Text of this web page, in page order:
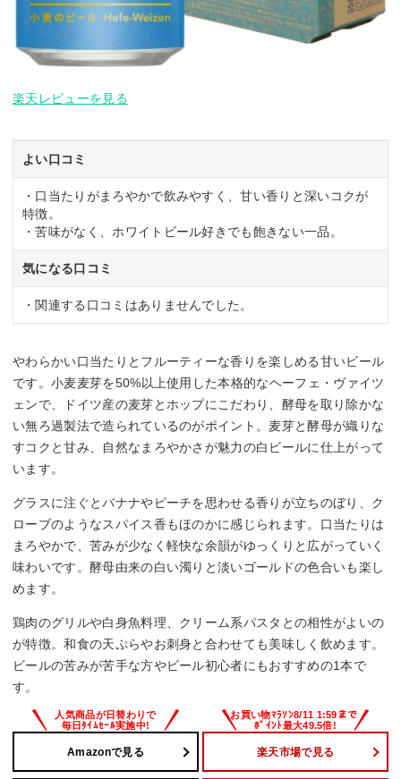
楽天レビューを見る
よい口コミ
・口当たりがまろやかで飲みやすく、甘い香りと深いコクが
特徴。
・苦味がなく、ホワイトビール好きでも飽きない一品。
気になる口コミ
・関連する口コミはありませんでした。
やわらかい口当たりとフルーティーな香りを楽しめる甘いビール
です。小麦麦芽を50%以上使用した本格的なヘーフェ・ヴァイツ
ェンで、ドイツ産の麦芽とホップにこだわり、酵母を取り除かな
い無ろ過製法で造られているのがポイント。麦芽と酵母が織りな
すコクと甘み、自然なまろやかさが魅力の白ビールに仕上がって
います。
グラスに注ぐとバナナやピーチを思わせる香りが立ちのぼり、ク
ローブのようなスパイス香もほのかに感じられます。口当たりは
まろやかで、苦みが少なく軽快な余韻がゆっくりと広がっていく
味わいです。酵母由来の白い濁りと淡いゴールドの色合いも楽し
めます。
鶏肉のグリルや白身魚料理、クリーム系パスタとの相性がよいの
が特徴。和食の天ぷらやお刺身と合わせても美味しく飲めます。
ビールの苦みが苦手な方やビール初心者にもおすすめの1本で
す。
Amazonで見る 楽天市場で見る